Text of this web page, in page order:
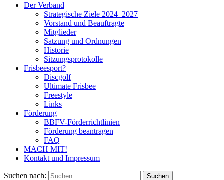
Der Verband
Strategische Ziele 2024–2027
Vorstand und Beauftragte
Mitglieder
Satzung und Ordnungen
Historie
Sitzungsprotokolle
Frisbeesport?
Discgolf
Ultimate Frisbee
Freestyle
Links
Förderung
BBFV-Förderrichtlinien
Förderung beantragen
FAQ
MACH MIT!
Kontakt und Impressum
Suchen nach: